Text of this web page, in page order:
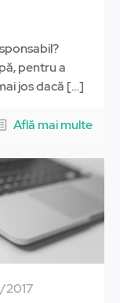
pentru a
jos dacă […]
Află mai multe